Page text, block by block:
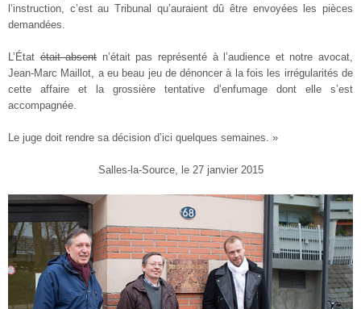
l’instruction, c’est au Tribunal qu’auraient dû être envoyées les pièces
demandées.
L’Étatétait absentn’était pas représenté à l’audience et notre avocat,
Jean-Marc Maillot, a eu beau jeu de dénoncer à la fois les irrégularités de
cette affaire et la grossière tentative d’enfumage dont elle s’est
accompagnée.
Le juge doit rendre sa décision d’ici quelques semaines. »
Salles-la-Source, le 27 janvier 2015